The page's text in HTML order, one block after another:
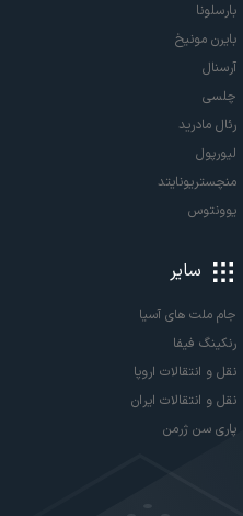
بارسلونا
بایرن مونیخ
آرسنال
چلسی
رئال مادرید
لیورپول
منچستریونایتد
یوونتوس
سایر
جام ملت های آسیا
رنکینگ فیفا
نقل و انتقالات اروپا
نقل و انتقالات ایران
پاری سن ژرمن